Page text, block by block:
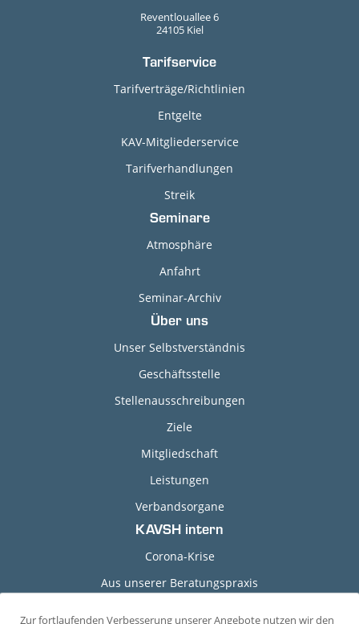
Zur fortlaufenden Verbesserung unserer Angebote nutzen wir den
Reventlouallee 6
24105 Kiel
Tarifservice
Tarifverträge/Richtlinien
Entgelte
KAV-Mitgliederservice
Tarifverhandlungen
Streik
Seminare
Atmosphäre
Anfahrt
Seminar-Archiv
Über uns
Unser Selbstverständnis
Geschäftsstelle
Stellenausschreibungen
Ziele
Mitgliedschaft
Leistungen
Verbandsorgane
KAVSH intern
Corona-Krise
Aus unserer Beratungspraxis